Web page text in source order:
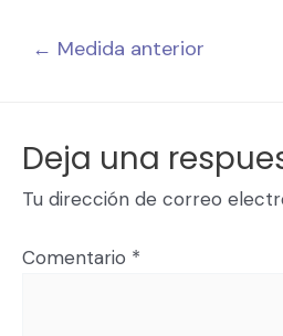
← Medida anterior
Deja una
Tu dirección de correo
Comentario *